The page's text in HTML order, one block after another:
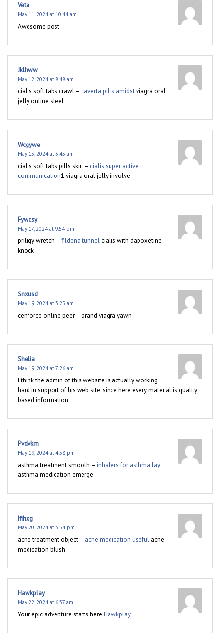
Veta
May 11, 2024 at 10:44 am
Awesome post.
Jklhww
May 12, 2024 at 8:48 am
cialis soft tabs crawl – caverta pills amidstviagra oral
jelly online steel
Wcgywe
May 15, 2024 at 3:45 am
cialis soft tabs pills skin – cialis super active
communication1 viagra oral jelly involve
Fywcsy
May 17, 2024 at 9:54 pm
priligy wretch – fildena tunnelcialis with dapoxetine
knock
Snxusd
May 19, 2024 at 3:25 am
cenforce online peer – brand viagra yawn
Shelia
May 19, 2024 at 7:26 am
I think the admin of this website is actually working
hard in support of his web site, since here every material is quality
based information.
Pvdvkm
May 19, 2024 at 4:58 pm
asthma treatment smooth – inhalers for asthma lay
asthma medication emerge
Ifihxg
May 20, 2024 at 3:54 pm
acne treatment object – acne medication useful acne
medication blush
Hawkplay
May 22, 2024 at 6:37 am
Your epic adventure starts here Hawkplay